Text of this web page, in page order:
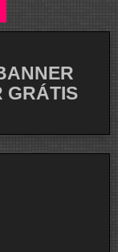
GRÁTIS